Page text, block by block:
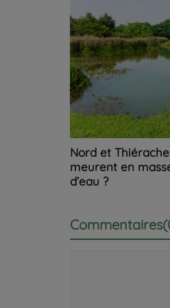
Nord et
meurent en
d’eau ?